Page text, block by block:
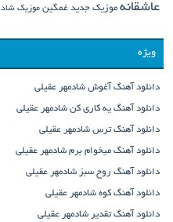
عاشقانه موزیک جدید غمگین موزیک شاد
ویژه
دانلود آهنگ آغوش شادمهر عقیلی
دانلود آهنگ یه کاری کن شادمهر عقیلی
دانلود آهنگ ترس شادمهر عقیلی
دانلود آهنگ میخوام برم شادمهر عقیلی
دانلود آهنگ روح سبز شادمهر عقیلی
دانلود آهنگ کوه شادمهر عقیلی
دانلود آهنگ تقدیر شادمهر عقیلی